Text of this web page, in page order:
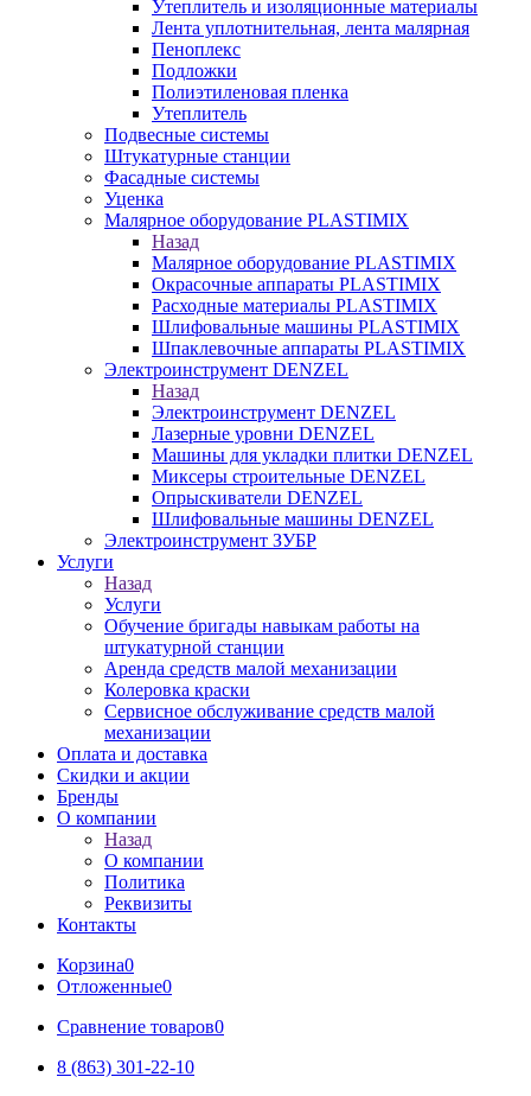
Утеплитель и изоляционные материалы
Лента уплотнительная, лента малярная
Пеноплекс
Подложки
Полиэтиленовая пленка
Утеплитель
Подвесные системы
Штукатурные станции
Фасадные системы
Уценка
Малярное оборудование PLASTIMIX
Назад
Малярное оборудование PLASTIMIX
Окрасочные аппараты PLASTIMIX
Расходные материалы PLASTIMIX
Шлифовальные машины PLASTIMIX
Шпаклевочные аппараты PLASTIMIX
Электроинструмент DENZEL
Назад
Электроинструмент DENZEL
Лазерные уровни DENZEL
Машины для укладки плитки DENZEL
Миксеры строительные DENZEL
Опрыскиватели DENZEL
Шлифовальные машины DENZEL
Электроинструмент ЗУБР
Услуги
Назад
Услуги
Обучение бригады навыкам работы на
штукатурной станции
Аренда средств малой механизации
Колеровка краски
Сервисное обслуживание средств малой
механизации
Оплата и доставка
Скидки и акции
Бренды
О компании
Назад
О компании
Политика
Реквизиты
Контакты
Корзина0
Отложенные0
Сравнение товаров0
8 (863) 301-22-10